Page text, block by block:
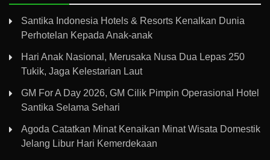
Santika Indonesia Hotels & Resorts Kenalkan Dunia
Perhotelan Kepada Anak-anak
Hari Anak Nasional, Merusaka Nusa Dua Lepas 250
Tukik, Jaga Kelestarian Laut
GM For A Day 2026, GM Cilik Pimpin Operasional Hotel
Santika Selama Sehari
Agoda Catatkan Minat Kenaikan Minat Wisata Domestik
Jelang Libur Hari Kemerdekaan